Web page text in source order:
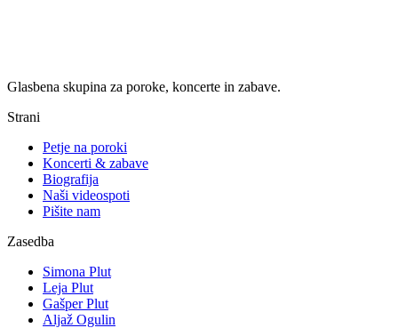
Glasbena skupina za poroke, koncerte in zabave.
Strani
Petje na poroki
Koncerti & zabave
Biografija
Naši videospoti
Pišite nam
Zasedba
Simona Plut
Leja Plut
Gašper Plut
Aljaž Ogulin